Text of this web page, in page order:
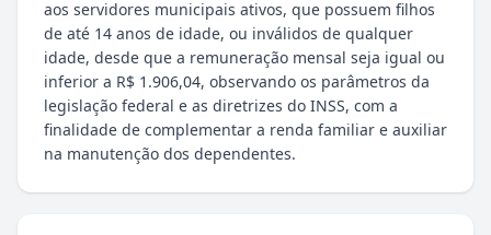
aos servidores municipais ativos, que possuem filhos
de até 14 anos de idade, ou inválidos de qualquer
idade, desde que a remuneração mensal seja igual ou
inferior a R$ 1.906,04, observando os parâmetros da
legislação federal e as diretrizes do INSS, com a
finalidade de complementar a renda familiar e auxiliar
na manutenção dos dependentes.